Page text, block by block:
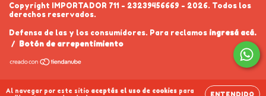
Al navegar por este sitio aceptás el uso de cookies para
ENTENDIDO
Copyright IMPORTADOR 711 - 23239456669 - 2026. Todos los
derechos reservados.
Defensa de las y los consumidores. Para reclamos ingresá acá.
/
Botón de arrepentimiento